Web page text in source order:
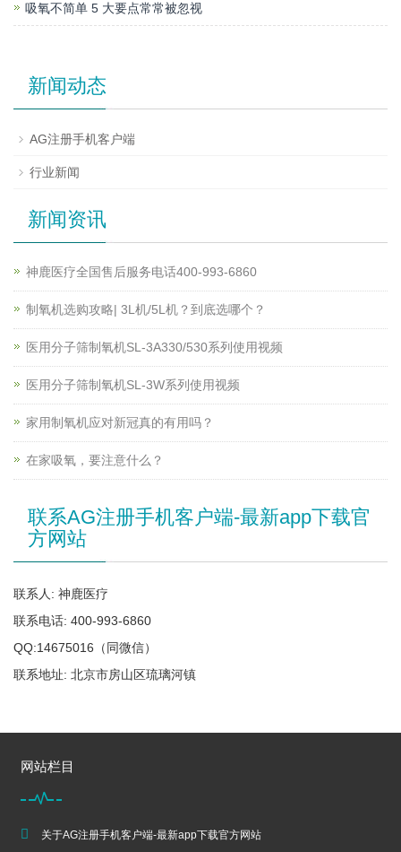
吸氧不简单 5 大要点常常被忽视
新闻动态
AG注册手机客户端
行业新闻
新闻资讯
神鹿医疗全国售后服务电话400-993-6860
制氧机选购攻略| 3L机/5L机？到底选哪个？
医用分子筛制氧机SL-3A330/530系列使用视频
医用分子筛制氧机SL-3W系列使用视频
家用制氧机应对新冠真的有用吗？
在家吸氧，要注意什么？
联系AG注册手机客户端-最新app下载官
方网站
联系人: 神鹿医疗
联系电话: 400-993-6860
QQ:14675016（同微信）
联系地址: 北京市房山区琉璃河镇
网站栏目
关于AG注册手机客户端-最新app下载官方网站